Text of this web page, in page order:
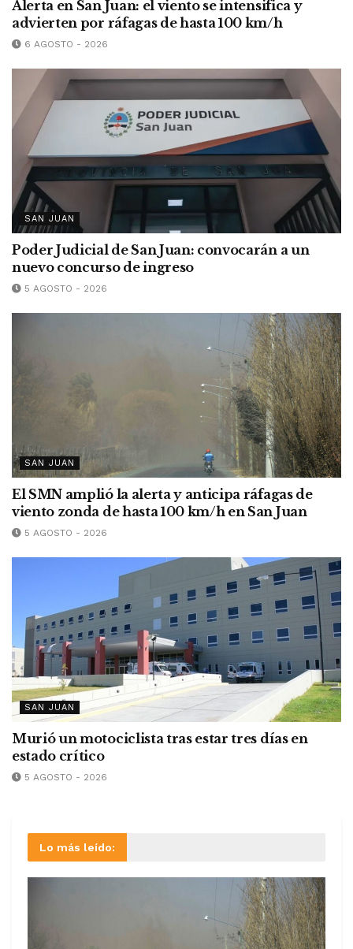
Alerta en San Juan: el viento se intensifica y
advierten por ráfagas de hasta 100 km/h
6 AGOSTO - 2026
SAN JUAN
Poder Judicial de San Juan: convocarán a un
nuevo concurso de ingreso
5 AGOSTO - 2026
SAN JUAN
El SMN amplió la alerta y anticipa ráfagas de
viento zonda de hasta 100 km/h en San Juan
5 AGOSTO - 2026
SAN JUAN
Murió un motociclista tras estar tres días en
estado crítico
5 AGOSTO - 2026
Lo más leído: